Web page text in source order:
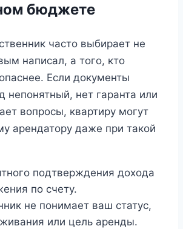
бюджете
часто выбирает не
написал, а того, кто
Если документы
непонятный, нет гаранта или
вопросы, квартиру могут
арендатору даже при такой
подтверждения дохода
по счету.
не понимает ваш статус,
или цель аренды.